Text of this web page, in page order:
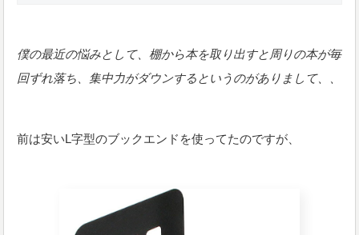
僕の最近の悩みとして、棚から本を取り出すと周りの本が毎
回ずれ落ち、集中力がダウンするというのがありまして、、
前は安いL字型のブックエンドを使ってたのですが、